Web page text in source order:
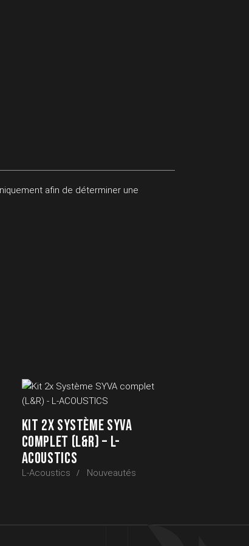
afin de déterminer une
KIT 2X SYSTÈME SYVA
COMPLET (L&R) – L-
ACOUSTICS
L-Acoustics Nouveautés